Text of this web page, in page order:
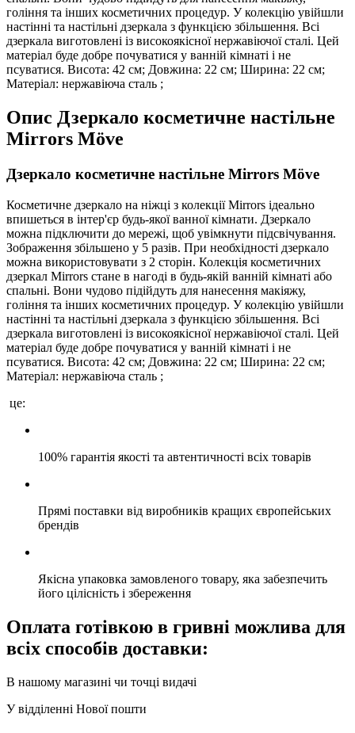
гоління та інших косметичних процедур. У колекцію увійшли
настінні та настільні дзеркала з функцією збільшення. Всі
дзеркала виготовлені із високоякісної нержавіючої сталі. Цей
матеріал буде добре почуватися у ванній кімнаті і не
псуватися. Висота: 42 см; Довжина: 22 см; Ширина: 22 см;
Матеріал: нержавіюча сталь ;
Опис Дзеркало косметичне настільне
Mirrors Möve
Дзеркало косметичне настільне Mirrors Möve
Косметичне дзеркало на ніжці з колекції Mirrors ідеально
впишеться в інтер'єр будь-якої ванної кімнати. Дзеркало
можна підключити до мережі, щоб увімкнути підсвічування.
Зображення збільшено у 5 разів. При необхідності дзеркало
можна використовувати з 2 сторін. Колекція косметичних
дзеркал Mirrors стане в нагоді в будь-якій ванній кімнаті або
спальні. Вони чудово підійдуть для нанесення макіяжу,
гоління та інших косметичних процедур. У колекцію увійшли
настінні та настільні дзеркала з функцією збільшення. Всі
дзеркала виготовлені із високоякісної нержавіючої сталі. Цей
матеріал буде добре почуватися у ванній кімнаті і не
псуватися. Висота: 42 см; Довжина: 22 см; Ширина: 22 см;
Матеріал: нержавіюча сталь ;
це:
100% гарантія якості та автентичності всіх товарів
Прямі поставки від виробників кращих європейських
брендів
Якісна упаковка замовленого товару, яка забезпечить
його цілісність і збереження
Оплата готівкою в гривні можлива для
всіх способів доставки:
В нашому магазині чи точці видачі
У відділенні Нової пошти